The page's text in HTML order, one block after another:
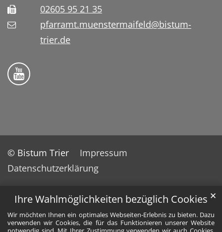
Ihre Wahlmöglichkeiten bezüglich Cookies
Wir möchten Ihnen ein optimales Webseiten-Erlebnis zu bieten. Dazu
verwenden wir Cookies, die für das Funktionieren unserer Website
✕
02605 95 21 35
pfarramt.muenstermaifeld@bistum-
trier.de
Folge uns auf YouTube
© Bistum Trier
Impressum
Datenschutzerklärung